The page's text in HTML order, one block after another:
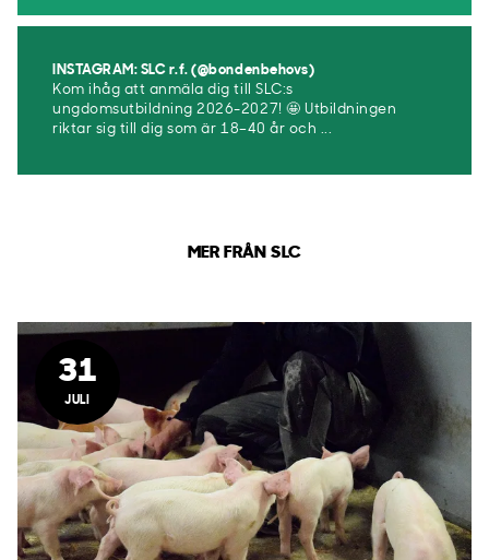
INSTAGRAM: SLC r.f. (@bondenbehovs)
Kom ihåg att anmäla dig till SLC:s
ungdomsutbildning 2026-2027! 🤩 Utbildningen
riktar sig till dig som är 18–40 år och ...
MER FRÅN SLC
31
JULI